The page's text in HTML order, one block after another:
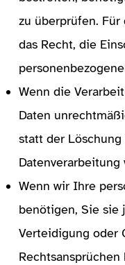
zu überprüfen.
das Recht, die
Wenn die
Daten
statt der
Datenverarbeitung
Wenn wir Ihre
benötigen, Sie sie
Verteidigung oder